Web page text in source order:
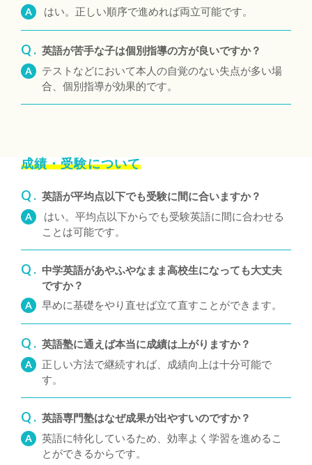
A はい。正しい順序で進めれば両立可能です。
Q . 英語が苦手な子は個別指導の方が良いですか？
A
テストなどにおいて本人の自覚のない失点が多い場
合、個別指導が効果的です。
成績・受験について
Q . 英語が平均点以下でも受験に間に合いますか？
A
はい。平均点以下からでも受験英語に間に合わせる
ことは可能です。
Q . 中学英語があやふやなまま高校生になっても大丈夫
ですか？
A 早めに基礎をやり直せば立て直すことができます。
Q . 英語塾に通えば本当に成績は上がりますか？
A
正しい方法で継続すれば、成績向上は十分可能で
す。
Q . 英語専門塾はなぜ成果が出やすいのですか？
A
英語に特化しているため、効率よく学習を進めるこ
とができるからです。